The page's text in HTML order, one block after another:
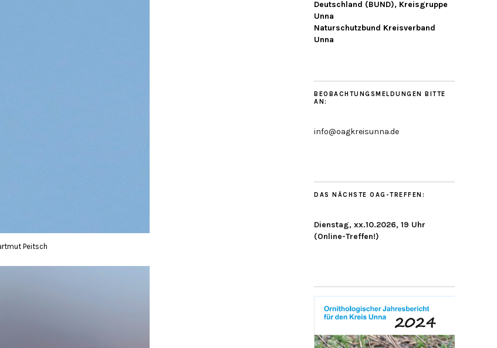
Peitsch
Deutschland (BUND), Kreisgruppe
Unna
Naturschutzbund Kreisverband
Unna
BEOBACHTUNGSMELDUNGEN BITTE
AN:
info@oagkreisunna.de
DAS NÄCHSTE OAG-TREFFEN:
Dienstag, xx.10.2026, 19 Uhr
(Online-Treffen!)